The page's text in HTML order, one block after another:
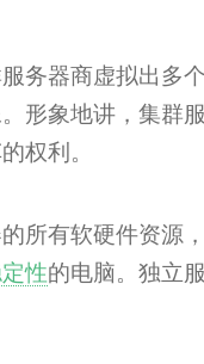
务器商虚拟出多
形象地讲，集群
权利。
所有软硬件资源
性的电脑。独立